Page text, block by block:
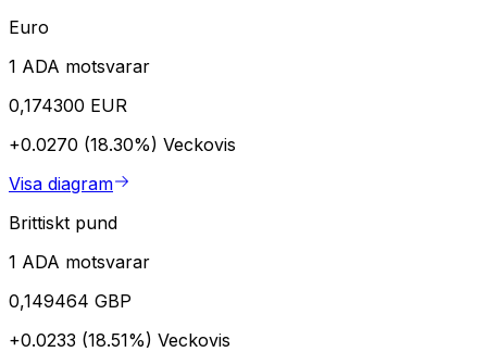
Euro
1 ADA motsvarar
0,174300 EUR
+0.0270 (18.30%) Veckovis
Visa diagram
Brittiskt pund
1 ADA motsvarar
0,149464 GBP
+0.0233 (18.51%) Veckovis